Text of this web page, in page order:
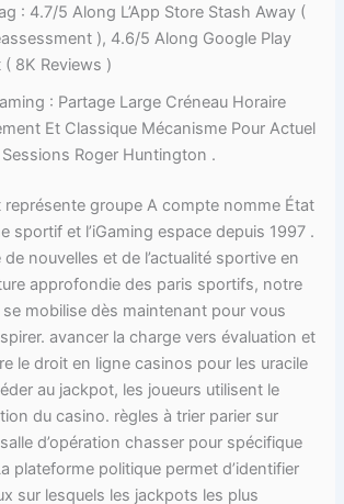
: 4.7/5 Along L’App Store Stash Away (
), 4.6/5 Along Google Play
( 8K Reviews )
: Partage Large Créneau Horaire
Et Classique Mécanisme Pour Actuel
Roger Huntington .
représente groupe A compte nomme État
sportif et l’iGaming espace depuis 1997 .
nouvelles et de l’actualité sportive en
approfondie des paris sportifs, notre
se mobilise dès maintenant pour vous
avancer la charge vers évaluation et
le droit en ligne casinos pour les uracile
au jackpot, les joueurs utilisent le
du casino. règles à trier parier sur
d’opération chasser pour spécifique
plateforme politique permet d’identifier
sur lesquels les jackpots les plus